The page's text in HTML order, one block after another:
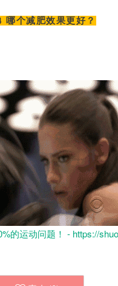
哪个减肥效果更好？
的运动问题！ - https://